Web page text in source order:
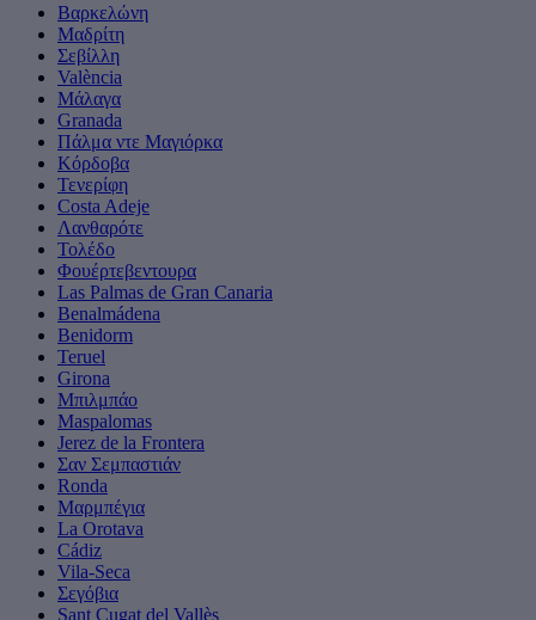
Βαρκελώνη
Μαδρίτη
Σεβίλλη
València
Μάλαγα
Granada
Πάλμα ντε Μαγιόρκα
Κόρδοβα
Τενερίφη
Costa Adeje
Λανθαρότε
Τολέδο
Φουέρτεβεντουρα
Las Palmas de Gran Canaria
Benalmádena
Benidorm
Teruel
Girona
Μπιλμπάο
Maspalomas
Jerez de la Frontera
Σαν Σεμπαστιάν
Ronda
Μαρμπέγια
La Orotava
Cádiz
Vila-Seca
Σεγόβια
Sant Cugat del Vallès